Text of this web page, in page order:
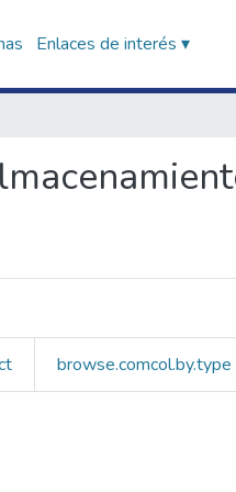
Enlaces de interés ▾
browse.comcol.by.type